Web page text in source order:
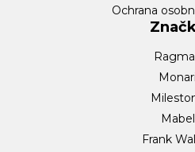
Ochrana
Monari
Mabel
Frank